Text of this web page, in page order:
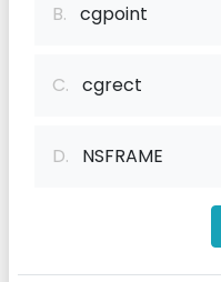
B. cgpoint
C. cgrect
D. NSFRAME